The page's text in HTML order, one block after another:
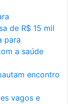
de R$ 15 mil
para
a saúde
encontro
vagos e